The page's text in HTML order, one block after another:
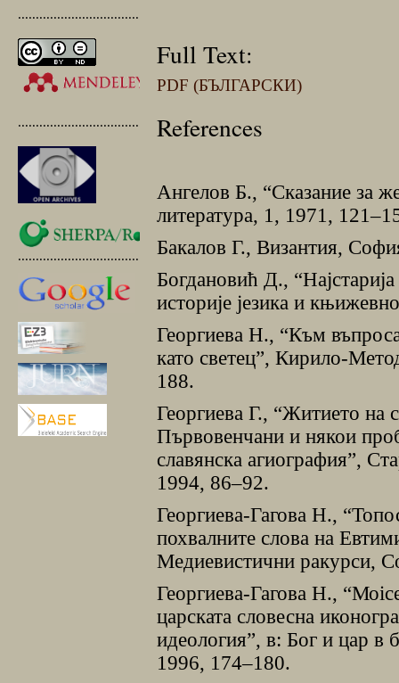
.............................................
.............................................
.............................................
Full Text:
PDF (БЪЛГАРСКИ)
References
Ангелов Б., “Сказание за
литература, 1, 1971,
Бакалов Г., Византия,
Богдановић Д.,
историjе jезика и
Георгиева Н., “Към
като светец”, Кирило-
188.
Георгиева Г., “Житието
Първовенчани и някои
славянска агиография”,
1994, 86–92.
Георгиева-Гагова Н.,
похвалните слова на
Медиевистични ракурси,
Георгиева-Гагова Н.,
царската словесна
идеология”, в: Бог и цар в
1996, 174–180.